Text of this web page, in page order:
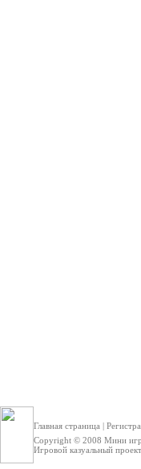
Главная страница |
Copyright © 2008 Мини
Игровой казуальный